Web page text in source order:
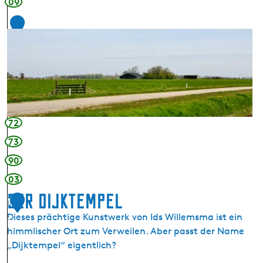
n
d
e
i
j
d
e
n
1
72
73
90
03
1
1
Der Dijktempel
Dieses prächtige Kunstwerk von Ids Willemsma ist ein
himmlischer Ort zum Verweilen. Aber passt der Name
„Dijktempel“ eigentlich?